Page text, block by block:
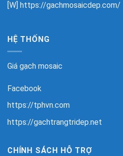
[W] https://gachmosaicdep.com/
HỆ THỐNG
Giá gạch mosaic
Facebook
https://tphvn.com
https://gachtrangtridep.net
CHÍNH SÁCH HỖ TRỢ